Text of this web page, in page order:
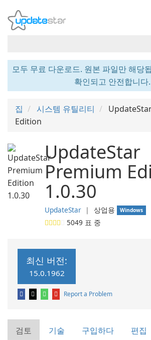
모두 무료 다운로드. 원본 파일만 해당
확인되고 안전합니다.
집 시스템 유틸리티
Edition
UpdateStar
Premium
1.0.30
UpdateStar ❘ 상업용 Windows
5049 표 중
최신 버전:
15.0.1962
Report a Problem
검토 기술 구입하다 편집